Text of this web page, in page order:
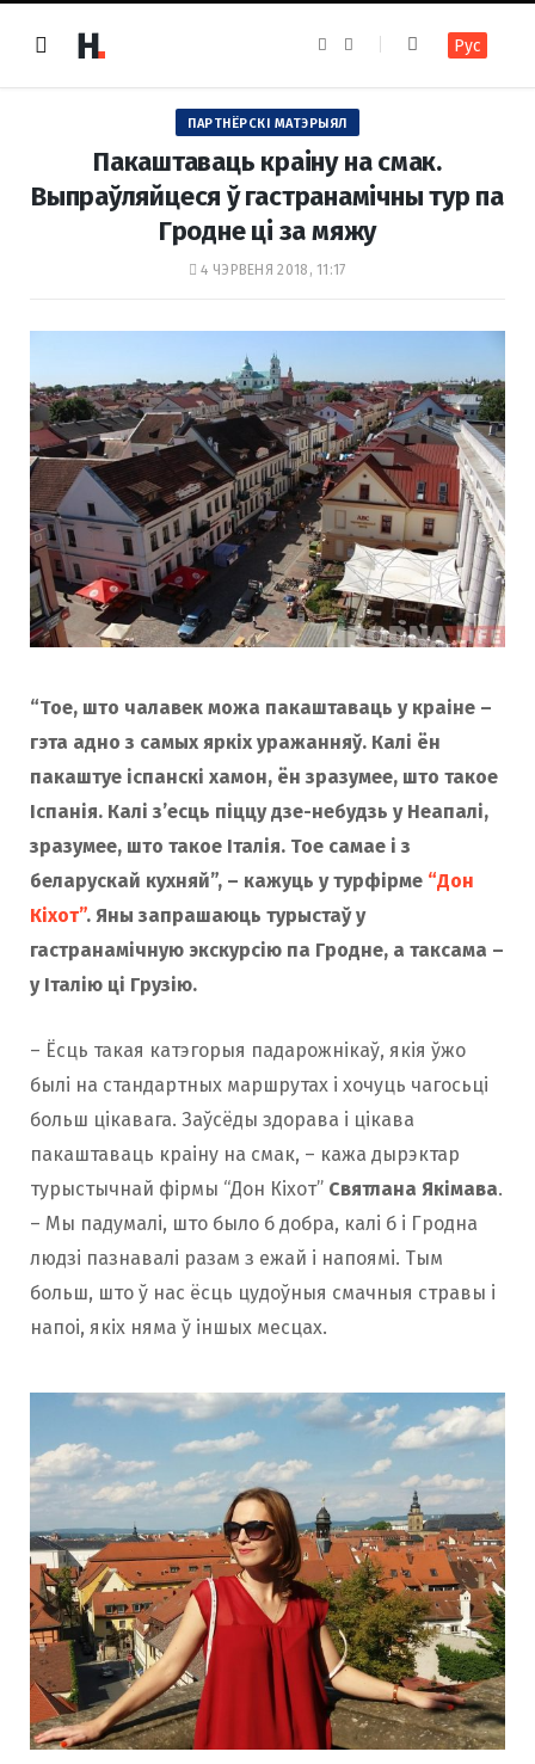
e
b
o
o
k
t
a
r
a
m
Рус
ПАРТНЁРСКІ МАТЭРЫЯЛ
Пакаштаваць краіну на смак.
Выпраўляйцеся ў гастранамічны тур па
Гродне ці за мяжу
4 ЧЭРВЕНЯ 2018, 11:17
“Тое, што чалавек можа пакаштаваць у краіне –
гэта адно з самых яркіх уражанняў. Калі ён
пакаштуе іспанскі хамон, ён зразумее, што такое
Іспанія. Калі з’есць піццу дзе-небудзь у Неапалі,
зразумее, што такое Італія. Тое самае і з
беларускай кухняй”, – кажуць у турфірме “Дон
Кіхот”. Яны запрашаюць турыстаў у
гастранамічную экскурсію па Гродне, а таксама –
у Італію ці Грузію.
– Ёсць такая катэгорыя падарожнікаў, якія ўжо
былі на стандартных маршрутах і хочуць чагосьці
больш цікавага. Заўсёды здорава і цікава
пакаштаваць краіну на смак, – кажа дырэктар
турыстычнай фірмы “Дон Кіхот” Святлана Якімава.
– Мы падумалі, што было б добра, калі б і Гродна
людзі пазнавалі разам з ежай і напоямі. Тым
больш, што ў нас ёсць цудоўныя смачныя стравы і
напоі, якіх няма ў іншых месцах.